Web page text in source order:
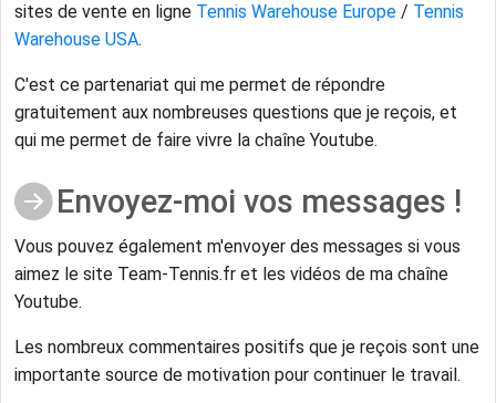
sites de vente en ligne Tennis Warehouse Europe / Tennis
Warehouse USA.
C'est ce partenariat qui me permet de répondre
gratuitement aux nombreuses questions que je reçois, et
qui me permet de faire vivre la chaîne Youtube.
Envoyez-moi vos messages !
Vous pouvez également m'envoyer des messages si vous
aimez le site Team-Tennis.fr et les vidéos de ma chaîne
Youtube.
Les nombreux commentaires positifs que je reçois sont une
importante source de motivation pour continuer le travail.